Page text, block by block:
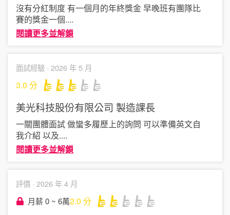
沒有分紅制度 有一個月的年終獎金 早晚班有團隊比
賽的獎金一個....
閱讀更多並解鎖
面試經驗 · 2026 年 5 月
3.0 分
美光科技股份有限公司 製造課長
一關團體面試 做蠻多履歷上的詢問 可以準備英文自
我介紹 以及....
閱讀更多並解鎖
評價 · 2026 年 4 月
月薪 0 ~ 6萬2.0 分